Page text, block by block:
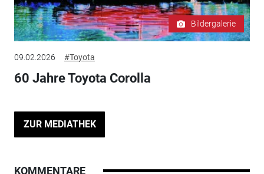
Bildergalerie
09.02.2026 #Toyota
60 Jahre Toyota Corolla
ZUR MEDIATHEK
KOMMENTARE